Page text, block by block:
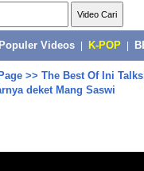
Populer Videos K-POP
>> The Best Of Ini
deket Mang Saswi